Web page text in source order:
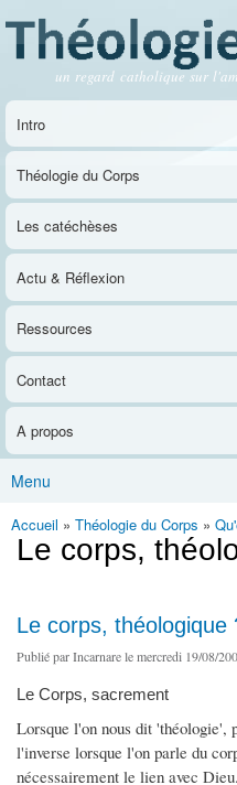
contenu
principal
Théologie du Corps
un regard catholique sur
Menu principal
Intro
Théologie du Corps
Les catéchèses
Actu & Réflexion
Ressources
Contact
A propos
Menu
Vous êtes ici
Accueil » Théologie du Corps »
Le corps,
Le corps, théologique
Publié parIncarnarele mercredi 19/08/
Le Corps, sacrement
Lorsque l'on nous dit 'théologie',
l'inverse lorsque l'on parle du
nécessairement le lien avec